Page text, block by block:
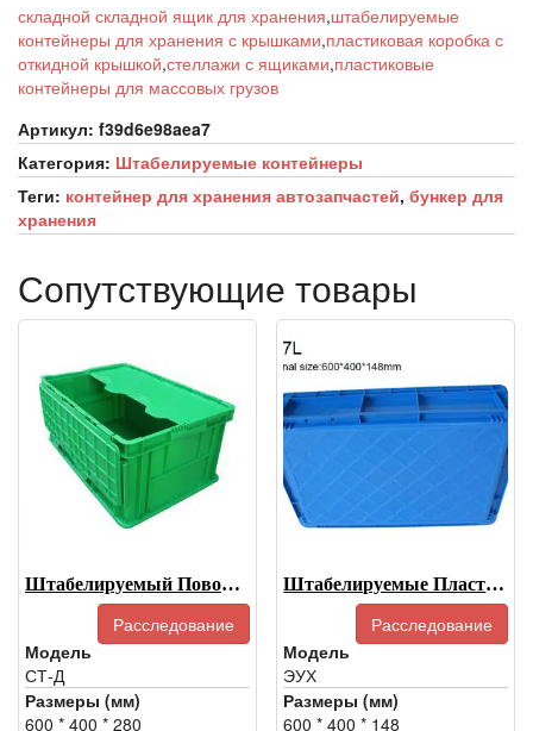
складной складной ящик для хранения,штабелируемые
контейнеры для хранения с крышками,пластиковая коробка с
откидной крышкой,стеллажи с ящиками,пластиковые
контейнеры для массовых грузов
Артикул: f39d6e98aea7
Категория: Штабелируемые контейнеры
Теги: контейнер для хранения автозапчастей, бункер для
хранения
Сопутствующие товары
Штабелируемый Поворотный Ящик-ST-D
Расследование
Модель
СТ-Д
Размеры (мм)
600 * 400 * 280
Штабелируемые Пластиковые Контейнеры Для Хранения С Крышками-EUH
Расследование
Модель
ЭУХ
Размеры (мм)
600 * 400 * 148